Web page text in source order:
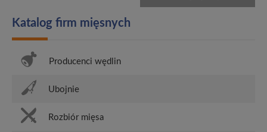
Katalog firm mięsnych
Producenci wędlin
Ubojnie
Rozbiór mięsa